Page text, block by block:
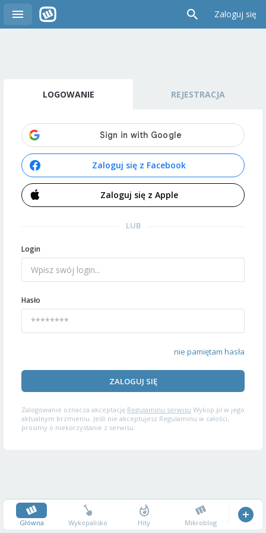
Zaloguj się
LOGOWANIE REJESTRACJA
Zaloguj się z Facebook
Zaloguj się z Apple
LUB
Login
Hasło
nie pamiętam hasła
ZALOGUJ SIĘ
Zalogowanie oznacza akceptację Regulaminu serwisu Wykop.pl w jego
aktualnym brzmieniu. Jeśli nie akceptujesz Regulaminu w całości,
prosimy o niekorzystanie z serwisu.
Główna Wykopalisko Hity Mikroblog